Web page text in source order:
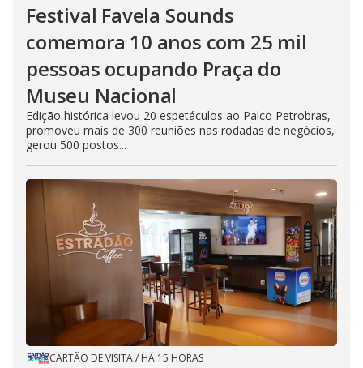
Festival Favela Sounds
comemora 10 anos com 25 mil
pessoas ocupando Praça do
Museu Nacional
Edição histórica levou 20 espetáculos ao Palco Petrobras,
promoveu mais de 300 reuniões nas rodadas de negócios,
gerou 500 postos...
CARTÃO DE VISITA/ HÁ 15 HORAS